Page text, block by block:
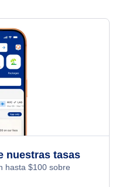
nuestras tasas
hasta $100 sobre